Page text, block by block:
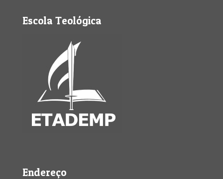
Escola Teológica
Endereço